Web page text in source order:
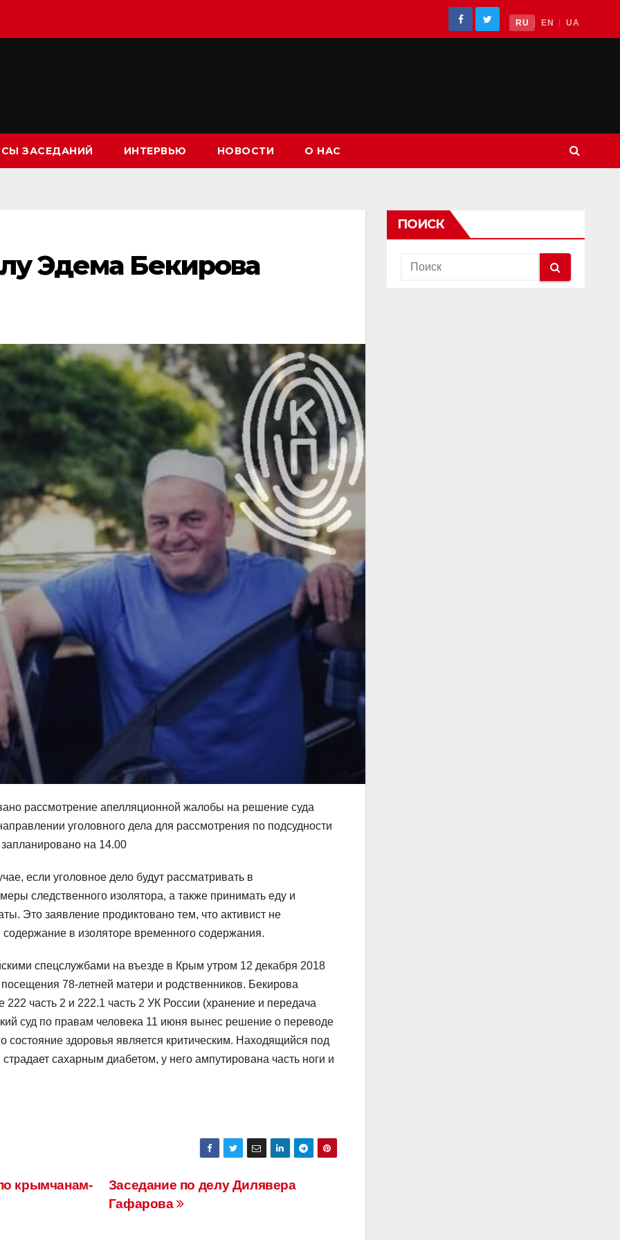
RU EN UA
ЗАСЕДАНИЙ ИНТЕРВЬЮ НОВОСТИ О НАС
Эдема Бекирова
рассмотрение апелляционной жалобы на решение суда
уголовного дела для рассмотрения по подсудности
на 14.00
если уголовное дело будут рассматривать в
следственного изолятора, а также принимать еду и
Это заявление продиктовано тем, что активист не
в изоляторе временного содержания.
спецслужбами на въезде в Крым утром 12 декабря 2018
78-летней матери и родственников. Бекирова
часть 2 и 222.1 часть 2 УК России (хранение и передача
суд по правам человека 11 июня вынес решение о переводе
состояние здоровья является критическим. Находящийся под
сахарным диабетом, у него ампутирована часть ноги и
Заседание по делу Дилявера
Гафарова
крымчанам-
ПОИСК